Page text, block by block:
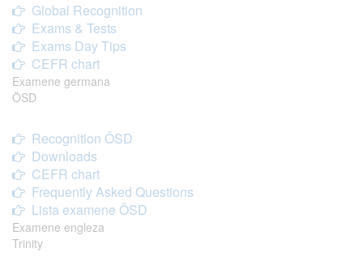
Global Recognition
Exams & Tests
Exams Day Tips
CEFR chart
Examene germana
ÖSD
Recognition ÖSD
Downloads
CEFR chart
Frequently Asked Questions
Lista examene ÖSD
Examene engleza
Trinity